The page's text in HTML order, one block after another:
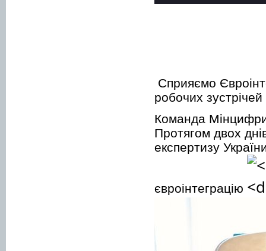
Сприяємо
робочих
Команда
Протягом двох
експертизу
євроінтеграцію